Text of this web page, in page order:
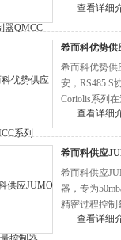
查看详细
希而科优势供
希而科优势供
安，RS485 S
Coriolis系列
查看详细
希而科供应
希而科供应
器，专为
精密过程控制
查看详细